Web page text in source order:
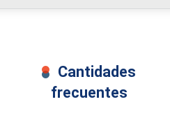
Cantidades
frecuentes